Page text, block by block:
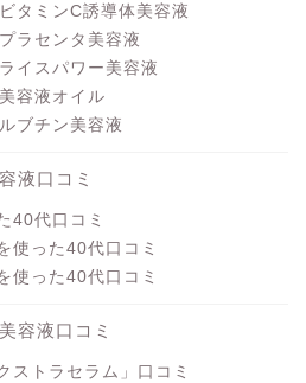
タミンC誘導体美容液
ラセンタ美容液
イスパワー美容液
容液オイル
ブチン美容液
液口コミ
40代口コミ
使った40代口コミ
使った40代口コミ
容液口コミ
ストラセラム」口コミ